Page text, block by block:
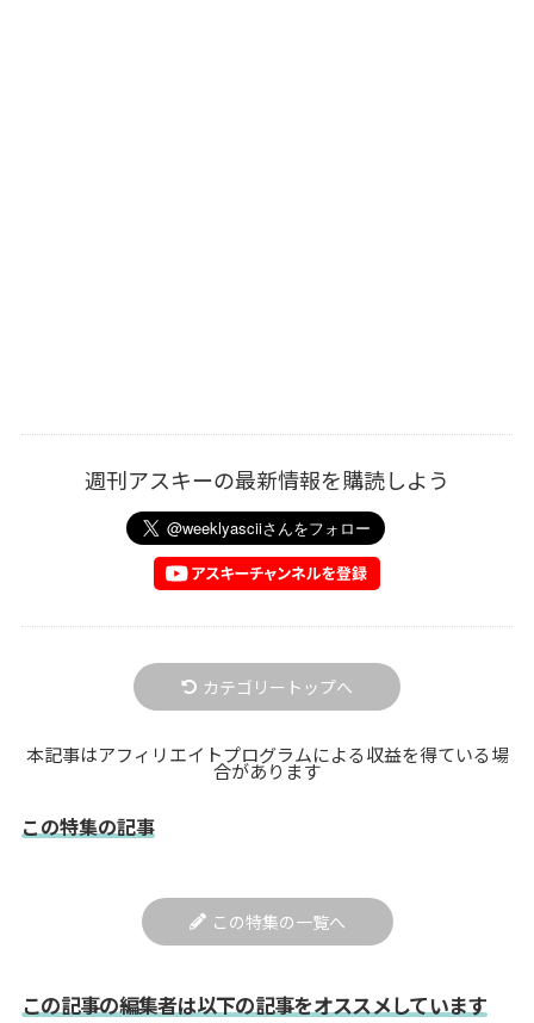
週刊アスキーの最新情報を購読しよう
カテゴリートップへ
本記事はアフィリエイトプログラムによる収益を得ている場
合があります
この特集の記事
この特集の一覧へ
この記事の編集者は以下の記事をオススメしています